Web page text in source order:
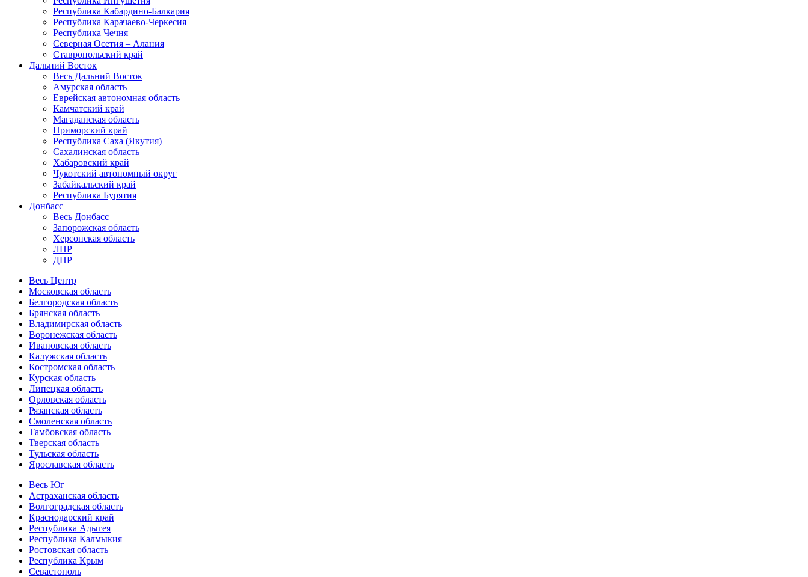
Республика Кабардино-Балкария
Республика Карачаево-Черкесия
Республика Чечня
Северная Осетия – Алания
Ставропольский край
Дальний Восток
Весь Дальний Восток
Амурская область
Еврейская автономная область
Камчатский край
Магаданская область
Приморский край
Республика Саха (Якутия)
Сахалинская область
Хабаровский край
Чукотский автономный округ
Забайкальский край
Республика Бурятия
Донбасс
Весь Донбасс
Запорожская область
Херсонская область
ЛНР
ДНР
Весь Центр
Московская область
Белгородская область
Брянская область
Владимирская область
Воронежская область
Ивановская область
Калужская область
Костромская область
Курская область
Липецкая область
Орловская область
Рязанская область
Смоленская область
Тамбовская область
Тверская область
Тульская область
Ярославская область
Весь Юг
Астраханская область
Волгоградская область
Краснодарский край
Республика Адыгея
Республика Калмыкия
Ростовская область
Республика Крым
Севастополь